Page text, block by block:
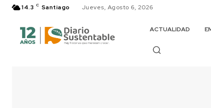
14.3 C Santiago Jueves, Agosto 6, 2026
ACTUALIDAD